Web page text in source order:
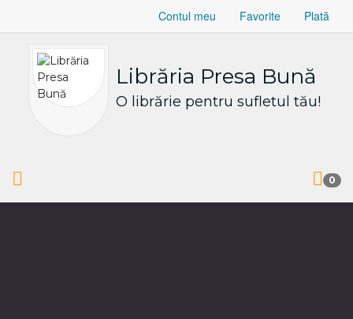
Contul meu Favorite Plată
Librăria Presa Bună
O librărie pentru sufletul tău!
0